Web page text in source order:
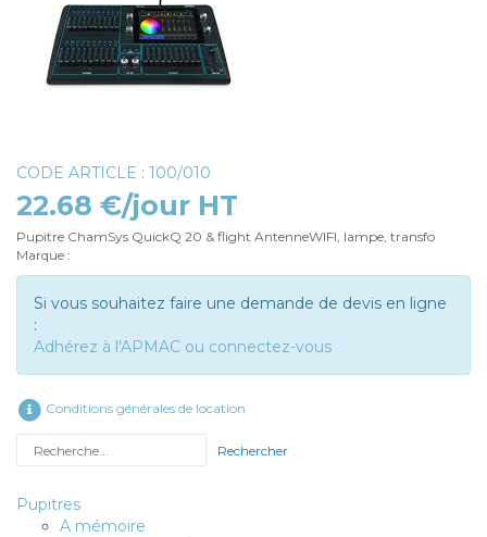
CODE ARTICLE : 100/010
22.68 €/jour HT
Pupitre ChamSys QuickQ 20 & flight AntenneWIFI, lampe, transfo
Marque :
Si vous souhaitez faire une demande de devis en ligne
:
Adhérez à l'APMAC ou connectez-vous
Conditions générales de location
Rechercher
Pupitres
A mémoire